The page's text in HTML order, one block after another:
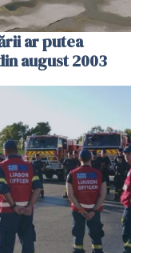
ar putea
august 2003